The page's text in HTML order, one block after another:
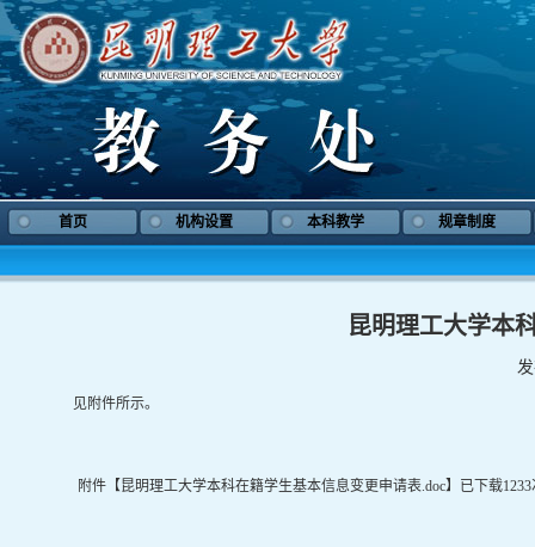
首页 机构设置 本科教学 规章制度
昆明理工大学本
见附件所示。
附件【昆明理工大学本科在籍学生基本信息变更申请表.doc】已下载1233